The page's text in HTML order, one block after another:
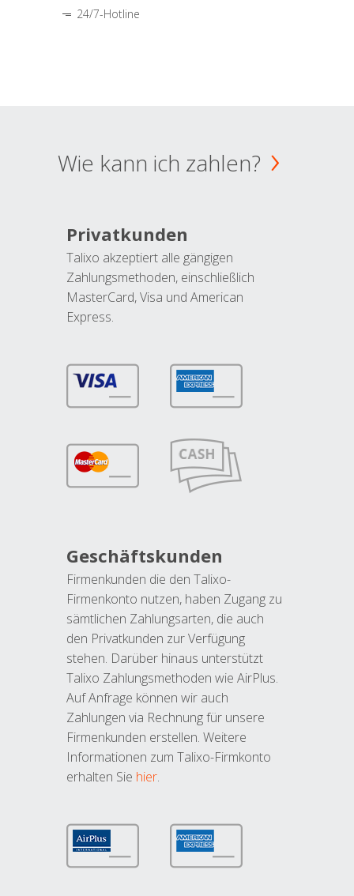
24/7-Hotline
Wie kann ich zahlen?
Privatkunden
Talixo akzeptiert alle gängigen
Zahlungsmethoden, einschließlich
MasterCard, Visa und American
Express.
Geschäftskunden
Firmenkunden die den Talixo-
Firmenkonto nutzen, haben Zugang zu
sämtlichen Zahlungsarten, die auch
den Privatkunden zur Verfügung
stehen. Darüber hinaus unterstützt
Talixo Zahlungsmethoden wie AirPlus.
Auf Anfrage können wir auch
Zahlungen via Rechnung für unsere
Firmenkunden erstellen. Weitere
Informationen zum Talixo-Firmkonto
erhalten Sie hier.